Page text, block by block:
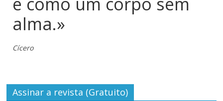
alma.»
Cícero
Assinar a revista (Gratuito)